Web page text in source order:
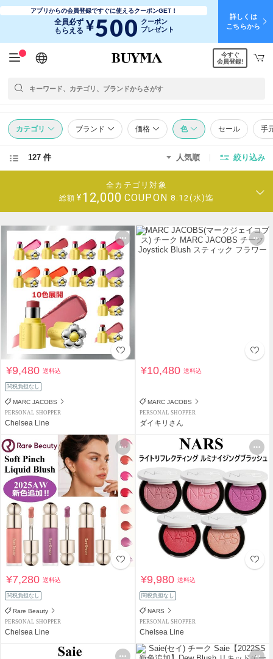
アプリからの会員登録ですぐに使えるクーポンGET！
全員必ず
もらえる ¥500 クーポン
プレゼント
詳しくは
こちらから
日本語
English
简体中文
繁體中文
今すぐ
会員登録!
カテゴリ ブランド 価格 色 セール 手
127 件 人気順 絞り込み
全カテゴリ対象
総額 ¥12,000 COUPON 8.12(水)迄
¥9,480送料込
関税負担なし
MARC JACOBS
PERSONAL SHOPPER
Chelsea Line
¥10,480送料込
MARC JACOBS
PERSONAL SHOPPER
ダイキリさん
¥7,280送料込
関税負担なし
Rare Beauty
PERSONAL SHOPPER
Chelsea Line
¥9,980送料込
関税負担なし
NARS
PERSONAL SHOPPER
Chelsea Line